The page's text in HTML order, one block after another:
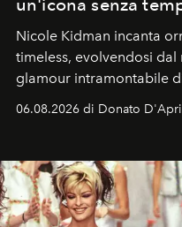
un'icona senza
Nicole Kidman incanta
timeless, evolvendosi dal
glamour intramontabile
Italia la sua style
06.08.2026 di Donato